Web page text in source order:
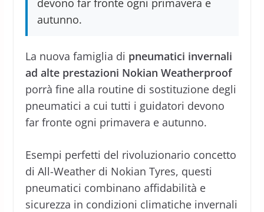
devono far fronte ogni primavera e
autunno.
La nuova famiglia di pneumatici invernali
ad alte prestazioni Nokian Weatherproof
porrà fine alla routine di sostituzione degli
pneumatici a cui tutti i guidatori devono
far fronte ogni primavera e autunno.
Esempi perfetti del rivoluzionario concetto
di All-Weather di Nokian Tyres, questi
pneumatici combinano affidabilità e
sicurezza in condizioni climatiche invernali